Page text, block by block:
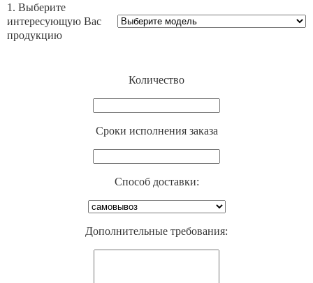
1. Выберите
интересующую Вас
продукцию
Количество
Cроки исполнения заказа
Способ доставки:
Дополнительные требования: